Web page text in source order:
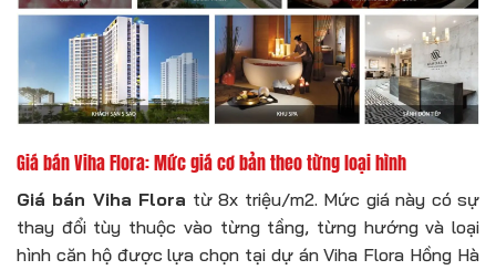
Giá bán Viha Flora: Mức giá cơ bản theo từng loại hình
Giá bán Viha Flora từ 8x triệu/m2. Mức giá này có sự
thay đổi tùy thuộc vào từng tầng, từng hướng và loại
hình căn hộ được lựa chọn tại dự án Viha Flora Hồng Hà